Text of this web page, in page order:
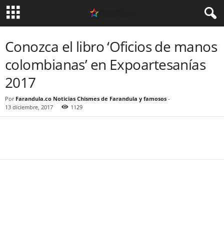
Conozca el libro ‘Oficios de manos
colombianas’ en Expoartesanías
2017
Por Farandula.co Noticias Chismes de Farandula y famosos -
13 diciembre, 2017
1129